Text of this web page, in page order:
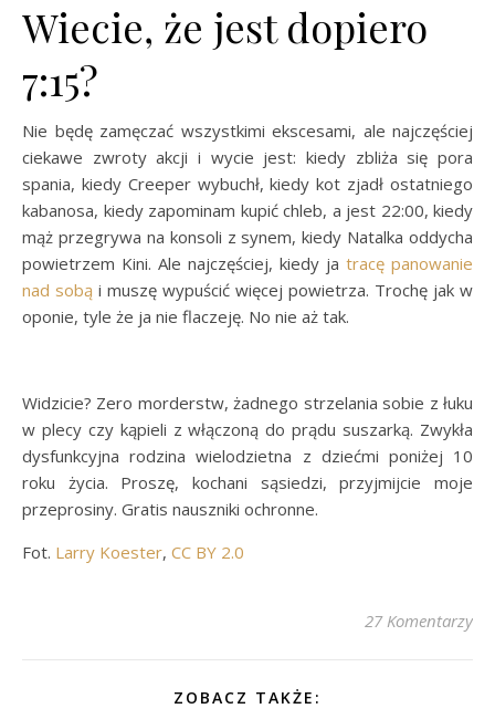
Wiecie, że jest dopiero
7:15?
Nie będę zamęczać wszystkimi ekscesami, ale najczęściej
ciekawe zwroty akcji i wycie jest: kiedy zbliża się pora
spania, kiedy Creeper wybuchł, kiedy kot zjadł ostatniego
kabanosa, kiedy zapominam kupić chleb, a jest 22:00, kiedy
mąż przegrywa na konsoli z synem, kiedy Natalka oddycha
powietrzem Kini. Ale najczęściej, kiedy ja tracę panowanie
nad sobą i muszę wypuścić więcej powietrza. Trochę jak w
oponie, tyle że ja nie flaczeję. No nie aż tak.
Widzicie? Zero morderstw, żadnego strzelania sobie z łuku
w plecy czy kąpieli z włączoną do prądu suszarką. Zwykła
dysfunkcyjna rodzina wielodzietna z dziećmi poniżej 10
roku życia. Proszę, kochani sąsiedzi, przyjmijcie moje
przeprosiny. Gratis nauszniki ochronne.
Fot. Larry Koester, CC BY 2.0
27 Komentarzy
ZOBACZ TAKŻE: